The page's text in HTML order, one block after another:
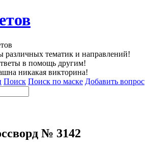
различных тематик и направлений!
в помощь другим!
никакая викторина!
Поиск Поиск по маске Добавить вопрос
№ 3142